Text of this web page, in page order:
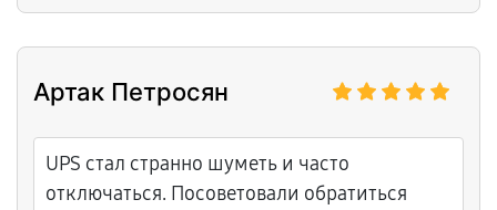
Артак Петросян
UPS стал странно шуметь и часто
отключаться. Посоветовали обратиться